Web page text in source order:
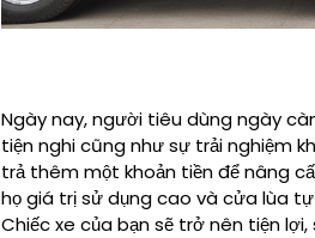
Ngày nay, người tiêu dùng ngày
tiện nghi cũng như sự trải nghiệm
trả thêm một khoản tiền để nâng
họ giá trị sử dụng cao vàcửa lùa
Chiếc xe của bạn sẽ trở nên tiện